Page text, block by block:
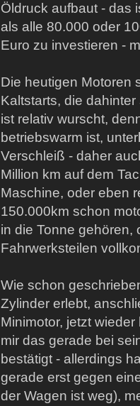
Öldruck aufbaut - das
als alle 80.000 oder
Euro zu investieren -
Die heutigen Motoren
Kaltstarts, die
ist relativ wurscht,
betriebswarm ist,
Verschleiß - daher
Million km auf dem
Maschine, oder eben
150.000km schon
in die Tonne gehören,
Fahrwerksteilen
Wie schon
Zylinder erlebt,
Minimotor, jetzt
mir das gerade bei
bestätigt - allerdings
gerade erst gegen
der Wagen ist weg),